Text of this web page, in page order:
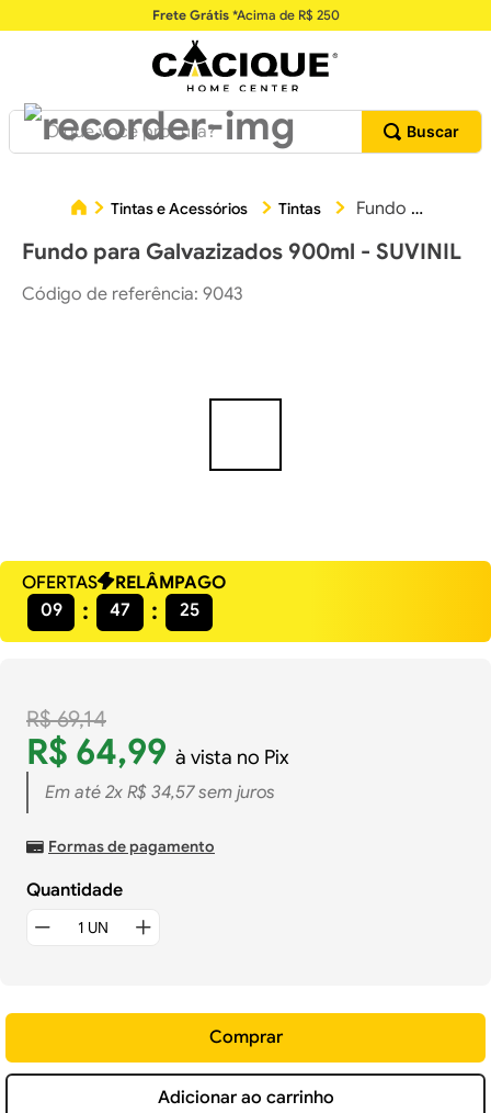
Frete Grátis*Acima de R$ 250
O que você procura?
Tintas e Acessórios Tintas Fundo para Galvazizados 900ml - SUVINIL
Fundo para Galvazizados 900ml - SUVINIL
Código de referência: 9043
OFERTAS
RELÂMPAGO
09
47 24
R$ 69,14
R$ 64,99 à vista no Pix
Em até 2x R$ 34,57sem juros
Formas de pagamento
Quantidade
Adicionar ao carrinho
Comprar